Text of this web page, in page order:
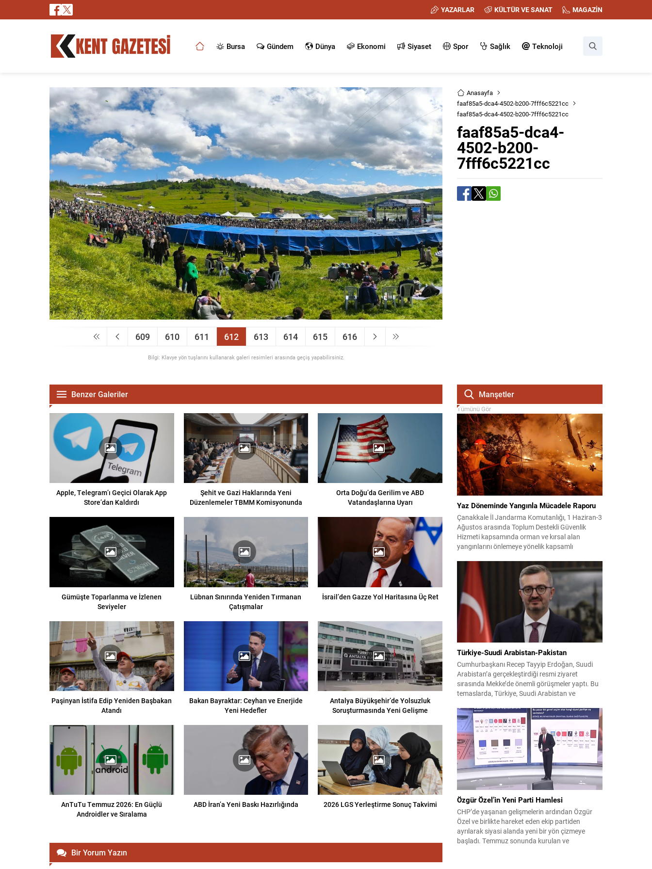
YAZARLAR KÜLTÜR VE SANAT MAGAZİN
Bursa Gündem Dünya Ekonomi Siyaset Spor Sağlık Teknoloji
609 610 611 612 613 614 615 616
Bilgi: Klavye yön tuşlarını kullanarak galeri resimleri arasında geçiş yapabilirsiniz.
Anasayfa
faaf85a5-dca4-4502-b200-7fff6c5221cc
faaf85a5-dca4-4502-b200-7fff6c5221cc
faaf85a5-dca4-
4502-b200-
7fff6c5221cc
Benzer Galeriler
Apple, Telegram’ı Geçici Olarak App
Store’dan Kaldırdı
Şehit ve Gazi Haklarında Yeni
Düzenlemeler TBMM Komisyonunda
Orta Doğu’da Gerilim ve ABD
Vatandaşlarına Uyarı
Gümüşte Toparlanma ve İzlenen
Seviyeler
Lübnan Sınırında Yeniden Tırmanan
Çatışmalar
İsrail’den Gazze Yol Haritasına Üç Ret
Paşinyan İstifa Edip Yeniden Başbakan
Atandı
Bakan Bayraktar: Ceyhan ve Enerjide
Yeni Hedefler
Antalya Büyükşehir’de Yolsuzluk
Soruşturmasında Yeni Gelişme
AnTuTu Temmuz 2026: En Güçlü
Androidler ve Sıralama
ABD İran’a Yeni Baskı Hazırlığında 2026 LGS Yerleştirme Sonuç Takvimi
Bir Yorum Yazın
Manşetler
Tümünü Gör
Yaz Döneminde Yangınla Mücadele Raporu
Çanakkale İl Jandarma Komutanlığı, 1 Haziran-3
Ağustos arasında Toplum Destekli Güvenlik
Hizmeti kapsamında orman ve kırsal alan
yangınlarını önlemeye yönelik kapsamlı
görev yapan 178 tim ve 742 personel, sahada
aktif olarak halkı bilinçlendirdi ve denetim
faaliyetleri gerçekleştirdi. Faaliyetler esnasında
bin 315 biçerdöver ve balya...
Türkiye-Suudi Arabistan-Pakistan
Cumhurbaşkanı Recep Tayyip Erdoğan, Suudi
Arabistan’a gerçekleştirdiği resmi ziyaret
sırasında Mekke’de önemli görüşmeler yaptı. Bu
temaslarda, Türkiye, Suudi Arabistan ve
birliği çerçevesi oluşturuldu. Ziyaretin en somut
çıktısı, üç ülkenin imza attığı Mekke Ortak
Savunma Anlaşması oldu. Anlaşma; ortak
güvenlik yaklaşımıyla bölgesel barış, istikrar...
Özgür Özel’in Yeni Parti Hamlesi
CHP’de yaşanan gelişmelerin ardından Özgür
Özel ve birlikte hareket eden ekip partiden
ayrılarak siyasi alanda yeni bir yön çizmeye
başladı. Temmuz sonunda kurulan ve